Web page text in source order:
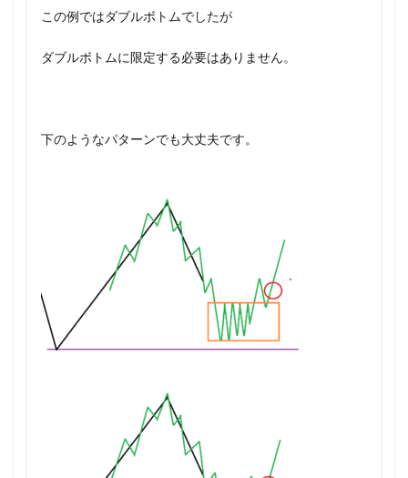
この例ではダブルボトムでしたが
ダブルボトムに限定する必要はありません。
下のようなパターンでも大丈夫です。